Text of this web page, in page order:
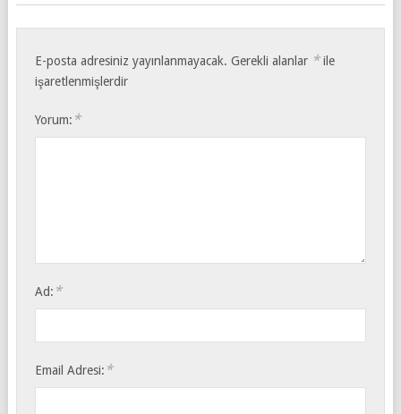
E-posta adresiniz yayınlanmayacak. Gerekli alanlar *ile
işaretlenmişlerdir
Yorum: *
Ad: *
Email Adresi: *